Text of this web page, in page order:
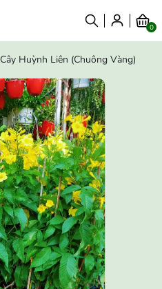
0
Cây Huỳnh Liên (Chuông Vàng)